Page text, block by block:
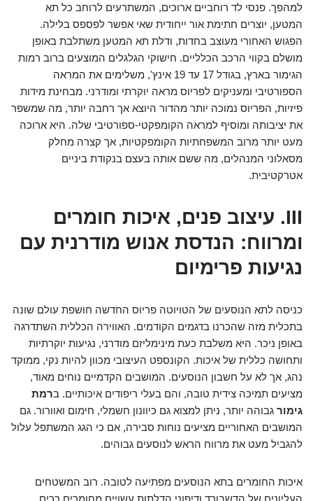
למהפך. פנסי לד רוחביים ארוכים, המשתרעים לרוחב כל תא
המטען, יוצרים חתימת אור ייחודית שאי אפשר לפספס בלילה.
הפגוש האחורי מעוצב בחדות, ודלת תא המטען משתלבת באופן
מושלם בקווי הרכב הכלליים. חישוקי הגלגלים המוצעים ברוב רמות
הגימור בארץ, בגודל 17 עד 19 אינץ', משלימים את המראה
הספורטיבי ומעניקים לפריוס מראה יוקרתי ומודרני. מבחינת מידות
פיזיות, הפריוס נמוכה יותר מהדור היוצא אך רחבה יותר, מה שמשפר
את יציבותה ומוסיף למראה הקומפקטי-ספורטיבי שלה. היא ארוכה
מעט יותר מרוב המשפחתיות הקומפקטיות, אך קצרה מחלק
מסאלוני המנהלים, מה ששם אותה בעצם בנקודת ביניים
אטרקטיבית.
III. עיצוב פנים, איכות חומרים
ומרווח: הנדסת אנוש מודרנית עם
נגיעות פרימיום
כניסה לתא הנוסעים של הטויוטה פריוס החדשה חושפת עולם שונה
בתכלית מזה שהכרנו בדגמים הקודמים. האווירה הכללית השתדרגה
באופן ניכר. היא משלבת כעת מינימליזם מודרני, נגיעות יוקרתיות
ותחושה כללית של איכות. הקונספט העיצובי מכוון להיות נקי, ממוקד
נהג, אך לא על חשבון הנוסעים. המושבים הקדמיים נוחים מאוד,
מציעים תמיכה צידית טובה, והם בעלי ריפודים איכותיים. ברמת
גימור גבוהה יותר, ניתן למצוא גם כיוונון חשמלי, חימום ואוורור. גם
המושבים האחוריים מציעים נוחות סבירה, אם כי הגג המשתפל עלול
להגביל מעט את מרווח הראש לנוסעים גבוהים.
איכות החומרים בתא הנוסעים מפתיעה לטובה. רוב המשטחים
העליונים של הדשבורד ודיפוני הדלתות עשויים מחומרים רכים